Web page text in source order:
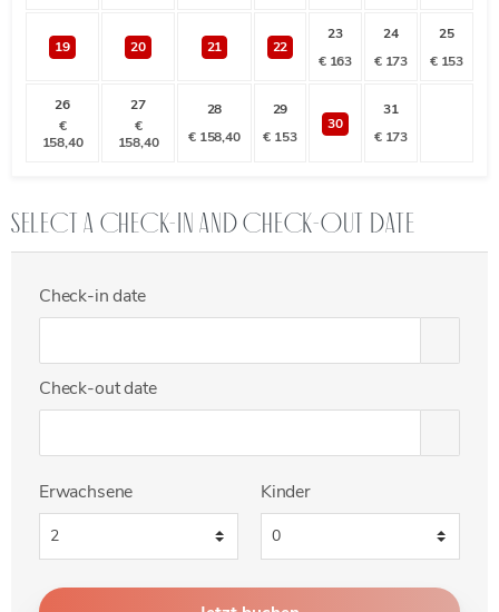
19 20 21 22
23
€ 163
24
€ 173
25
€ 153
26
€
158,40
27
€
158,40
28
€ 158,40
29
€ 153
30
31
€ 173
Select a check-in and check-out date
Check-in date
Check-out date
Erwachsene Kinder